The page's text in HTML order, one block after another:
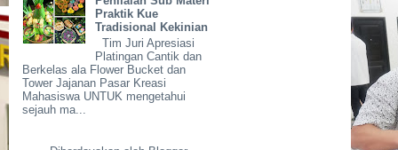
Praktik Kue
Tradisional Kekinian
Tim Juri Apresiasi
Platingan Cantik dan
Berkelas ala Flower Bucket dan
Tower Jajanan Pasar Kreasi
Mahasiswa UNTUK mengetahui
sejauh ma...